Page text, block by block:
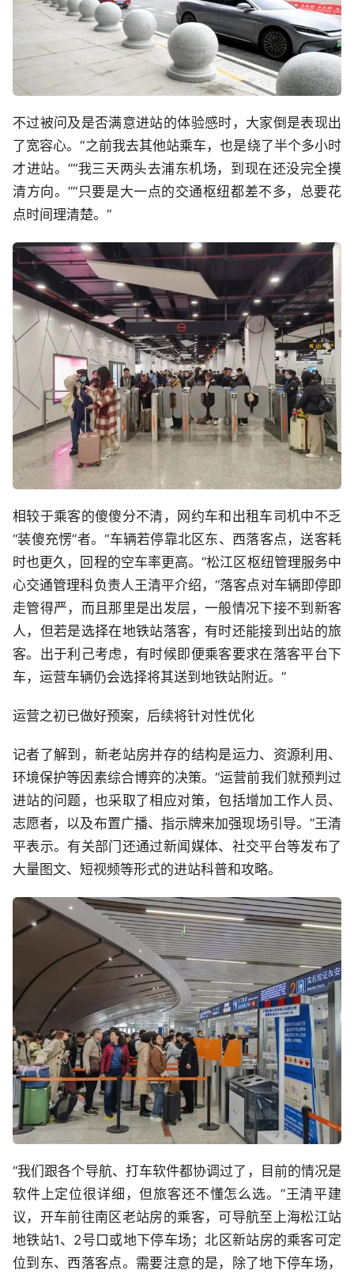
不过被问及是否满意进站的体验感时，大家倒是表现出
了宽容心。“之前我去其他站乘车，也是绕了半个多小时
才进站。”“我三天两头去浦东机场，到现在还没完全摸
清方向。”“只要是大一点的交通枢纽都差不多，总要花
点时间理清楚。”
相较于乘客的傻傻分不清，网约车和出租车司机中不乏
“装傻充愣”者。“车辆若停靠北区东、西落客点，送客耗
时也更久，回程的空车率更高。”松江区枢纽管理服务中
心交通管理科负责人王清平介绍，“落客点对车辆即停即
走管得严，而且那里是出发层，一般情况下接不到新客
人，但若是选择在地铁站落客，有时还能接到出站的旅
客。出于利己考虑，有时候即便乘客要求在落客平台下
车，运营车辆仍会选择将其送到地铁站附近。”
运营之初已做好预案，后续将针对性优化
记者了解到，新老站房并存的结构是运力、资源利用、
环境保护等因素综合博弈的决策。“运营前我们就预判过
进站的问题，也采取了相应对策，包括增加工作人员、
志愿者，以及布置广播、指示牌来加强现场引导。”王清
平表示。有关部门还通过新闻媒体、社交平台等发布了
大量图文、短视频等形式的进站科普和攻略。
“我们跟各个导航、打车软件都协调过了，目前的情况是
软件上定位很详细，但旅客还不懂怎么选。”王清平建
议，开车前往南区老站房的乘客，可导航至上海松江站
地铁站1、2号口或地下停车场；北区新站房的乘客可定
位到东、西落客点。需要注意的是，除了地下停车场，